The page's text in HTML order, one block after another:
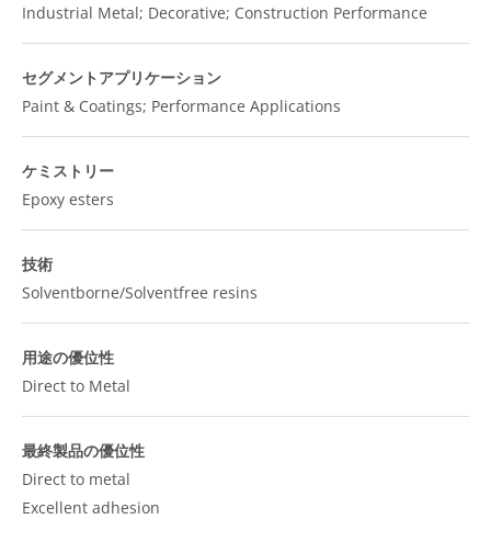
Industrial Metal; Decorative; Construction Performance
セグメントアプリケーション
Paint & Coatings; Performance Applications
ケミストリー
Epoxy esters
技術
Solventborne/Solventfree resins
用途の優位性
Direct to Metal
最終製品の優位性
Direct to metal
Excellent adhesion